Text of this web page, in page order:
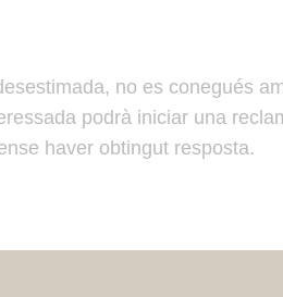
no es conegués
podrà iniciar una
haver obtingut resposta.